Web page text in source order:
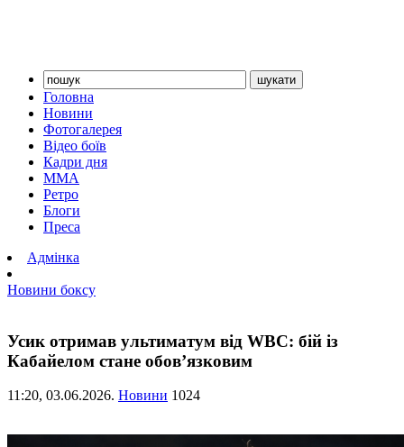
Головна
Новини
Фотогалерея
Відео боїв
Кадри дня
ММА
Ретро
Блоги
Преса
Адмінка
Новини боксу
Усик отримав ультиматум від WBC: бій із
Кабайелом стане обов’язковим
11:20, 03.06.2026. Новини 1024